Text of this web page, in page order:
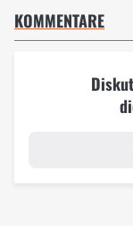
KOMMENTARE